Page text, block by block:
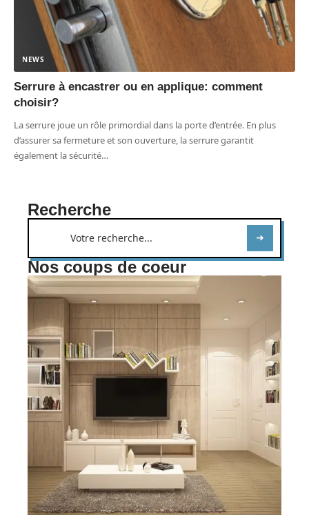
NEWS
Serrure à encastrer ou en applique: comment
choisir?
La serrure joue un rôle primordial dans la porte d’entrée. En plus
d’assurer sa fermeture et son ouverture, la serrure garantit
également la sécurité…
Recherche
Nos coups de coeur